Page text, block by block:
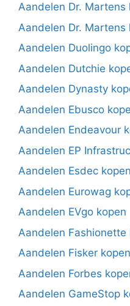
Aandelen Dr. Martens
Aandelen Dr. Martens
Aandelen Duolingo
Aandelen Dutchie
Aandelen Dynasty
Aandelen Ebusco
Aandelen Endeavour
Aandelen EP
Aandelen Esdec kopen
Aandelen Eurowag
Aandelen EVgo kopen
Aandelen Fashionette
Aandelen Fisker
Aandelen Forbes
Aandelen GameStop